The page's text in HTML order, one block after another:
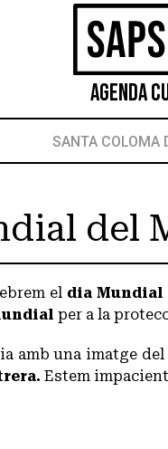
Agenda
SANTA COLOMA
del
el dia Mundial
per a la
amb una imatge
Estem